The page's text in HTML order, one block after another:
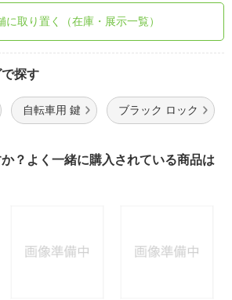
に取り置く（在庫・展示一覧）
探す
自転車用 鍵 ブラック ロック
？よく一緒に購入されている商品は